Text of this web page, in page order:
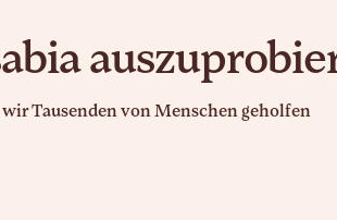
wir Tausenden von Menschen geholfen